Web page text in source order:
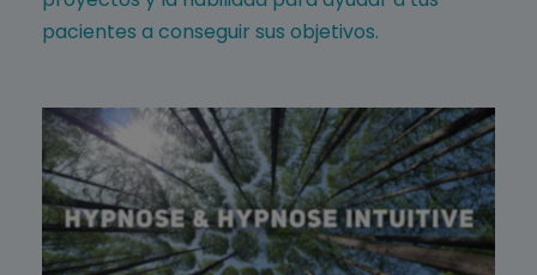
pacientes a conseguir sus objetivos.